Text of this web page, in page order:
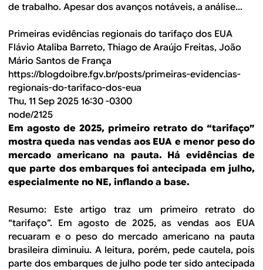
de trabalho. Apesar dos avanços notáveis, a análise...
Primeiras evidências regionais do tarifaço dos EUA
Flávio Ataliba Barreto, Thiago de Araújo Freitas, João
Mário Santos de França
https://blogdoibre.fgv.br/posts/primeiras-evidencias-
regionais-do-tarifaco-dos-eua
Thu, 11 Sep 2025 16:30 -0300
node/2125
Em agosto de 2025, primeiro retrato do “tarifaço”
mostra queda nas vendas aos EUA e menor peso do
mercado americano na pauta. Há evidências de
que parte dos embarques foi antecipada em julho,
especialmente no NE, inflando a base.
Resumo: Este artigo traz um primeiro retrato do
“tarifaço”. Em agosto de 2025, as vendas aos EUA
recuaram e o peso do mercado americano na pauta
brasileira diminuiu. A leitura, porém, pede cautela, pois
parte dos embarques de julho pode ter sido antecipada